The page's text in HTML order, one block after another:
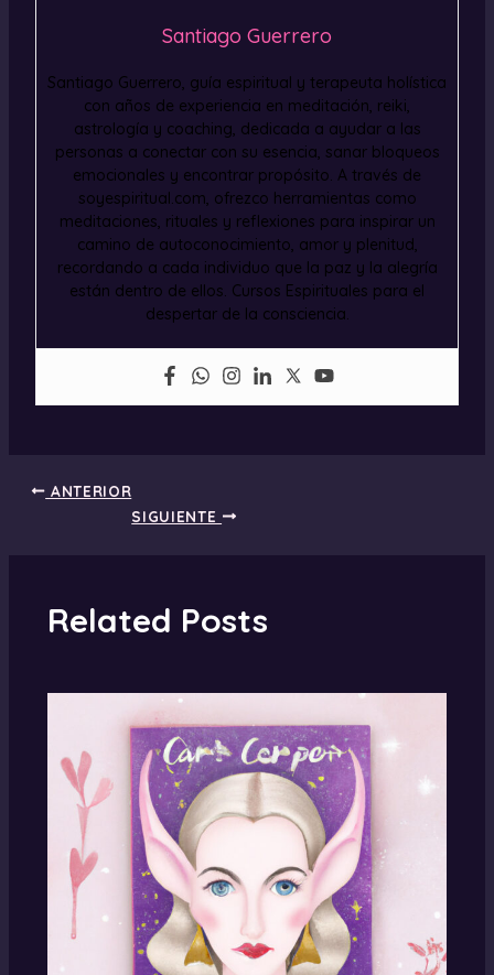
Santiago Guerrero
Santiago Guerrero, guía espiritual y terapeuta holística
con años de experiencia en meditación, reiki,
astrología y coaching, dedicada a ayudar a las
personas a conectar con su esencia, sanar bloqueos
emocionales y encontrar propósito. A través de
soyespiritual.com, ofrezco herramientas como
meditaciones, rituales y reflexiones para inspirar un
camino de autoconocimiento, amor y plenitud,
recordando a cada individuo que la paz y la alegría
están dentro de ellos. Cursos Espirituales para el
despertar de la consciencia.
ANTERIOR
SIGUIENTE
Related Posts